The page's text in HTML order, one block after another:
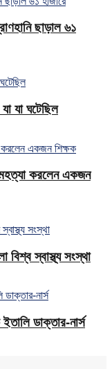
ছাড়াল ৬১
যা ঘটেছিল
করলেন একজন
বিশ্ব স্বাস্থ্য সংস্থা
ডাক্তার-নার্স